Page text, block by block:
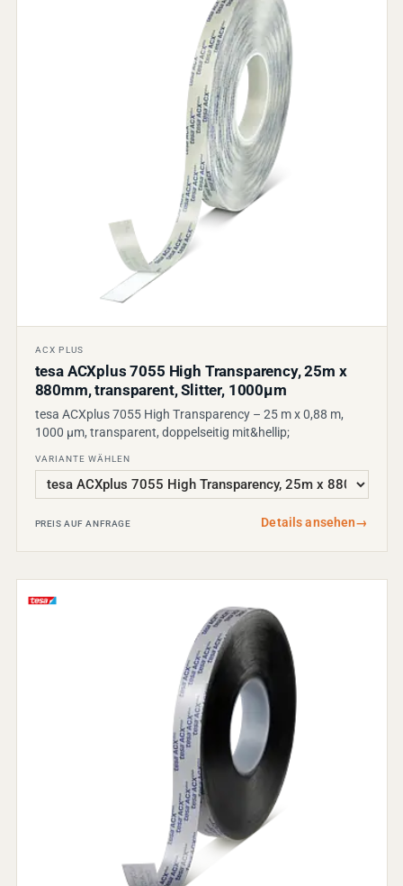
ACX PLUS
tesa ACXplus 7055 High Transparency, 25m x
880mm, transparent, Slitter, 1000µm
tesa ACXplus 7055 High Transparency – 25 m x 0,88 m,
1000 µm, transparent, doppelseitig mit&hellip;
VARIANTE WÄHLEN
PREIS AUF ANFRAGE Details ansehen→